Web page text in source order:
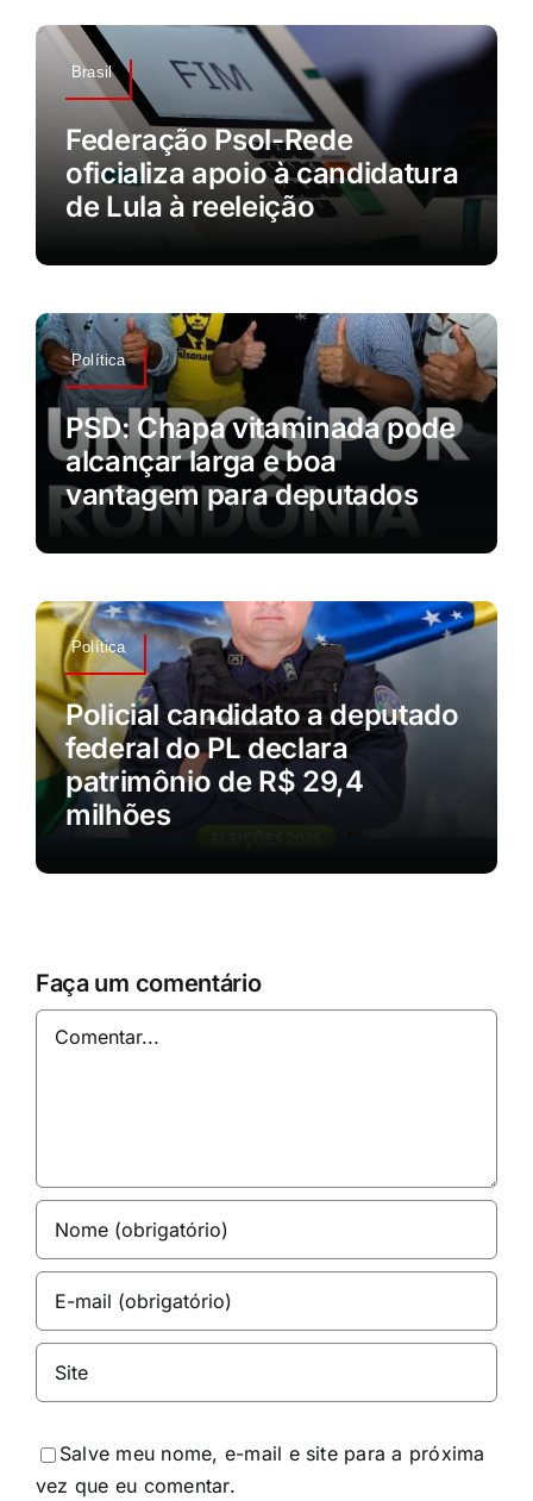
Brasil
Federação Psol-Rede
oficializa apoio à candidatura
de Lula à reeleição
Política
PSD: Chapa vitaminada pode
alcançar larga e boa
vantagem para deputados
Política
Policial candidato a deputado
federal do PL declara
patrimônio de R$ 29,4
milhões
Faça um comentário
Comentar
Salve meu nome, e-mail e site para a próxima
vez que eu comentar.